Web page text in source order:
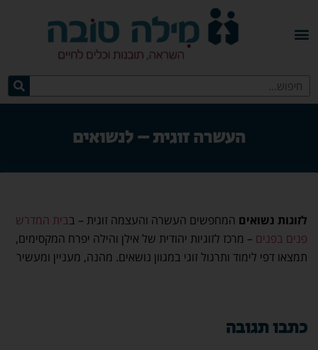
העשרה זוגית – לנשואים
לזוגות נשואים המחפשים העשרה והעצמה זוגית – בבית המדרש
פנים בפנים – מרכז לזוגיות יהודית של אילן והילה יפרח המקסימים,
תמצאו דפי לימוד ותרגול זוגי במגוון נושאים. מהנה, מעניין ומעשיר
כתבו תגובה